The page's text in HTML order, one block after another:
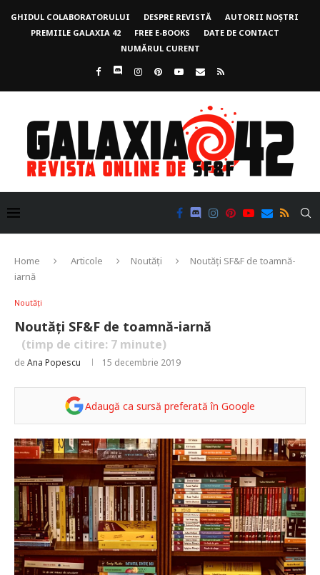
GHIDUL COLABORATORULUI DESPRE REVISTĂ
AUTORII NOȘTRI
PREMIILE GALAXIA 42
FREE E-BOOKS
DATE DE CONTACT
NUMĂRUL CURENT
Home Articole Noutăți
Noutăți SF&F de toamnă-
iarnă
Noutăți
Noutăți SF&F de toamnă-iarnă
(timp de citire: 7 minute)
de Ana Popescu 15 decembrie 2019
Adaugă ca sursă preferată în Google